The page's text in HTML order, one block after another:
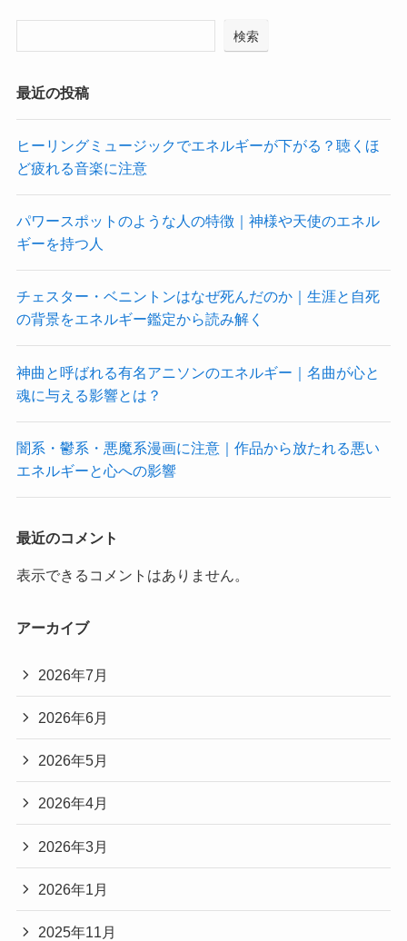
検索
最近の投稿
ヒーリングミュージックでエネルギーが下がる？聴くほ
ど疲れる音楽に注意
パワースポットのような人の特徴｜神様や天使のエネル
ギーを持つ人
チェスター・ベニントンはなぜ死んだのか｜生涯と自死
の背景をエネルギー鑑定から読み解く
神曲と呼ばれる有名アニソンのエネルギー｜名曲が心と
魂に与える影響とは？
闇系・鬱系・悪魔系漫画に注意｜作品から放たれる悪い
エネルギーと心への影響
最近のコメント
表示できるコメントはありません。
アーカイブ
2026年7月
2026年6月
2026年5月
2026年4月
2026年3月
2026年1月
2025年11月